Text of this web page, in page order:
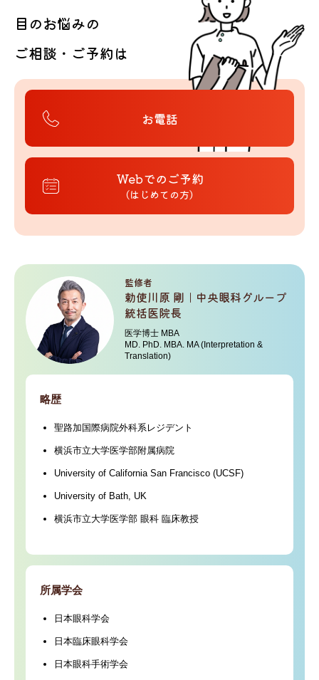
目のお悩みの
ご相談・ご予約は
お電話
Webでのご予約
（はじめての方）
監修者
勅使川原 剛｜中央眼科グループ
統括医院長
医学博士 MBA
MD. PhD. MBA. MA (Interpretation &
Translation)
略歴
聖路加国際病院外科系レジデント
横浜市立大学医学部附属病院
University of California San Francisco (UCSF)
University of Bath, UK
横浜市立大学医学部 眼科 臨床教授
所属学会
日本眼科学会
日本臨床眼科学会
日本眼科手術学会